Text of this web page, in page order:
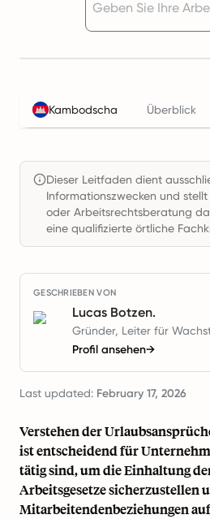
Kambodscha Überblick
Dieser Leitfaden dient
Informationszwecken und
oder Arbeitsrechtsberatung
eine qualifizierte örtliche
GESCHRIEBEN VON
Lucas Botzen.
Gründer, Leiter für
Profil ansehen→
Last updated: February 17, 2026
Verstehen der
ist entscheidend für
tätig sind, um die Einhaltung
Arbeitsgesetze sicherzustellen
Mitarbeitendenbeziehungen